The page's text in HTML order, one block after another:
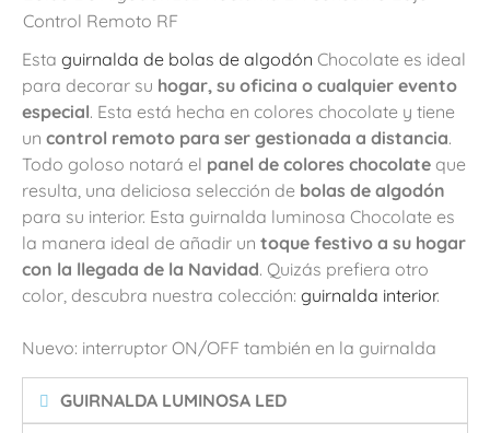
Control Remoto RF
Esta guirnalda de bolas de algodón Chocolate es ideal
para decorar su hogar, su oficina o cualquier evento
especial. Esta está hecha en colores chocolate y tiene
un control remoto para ser gestionada a distancia.
Todo goloso notará el panel de colores chocolate que
resulta, una deliciosa selección de bolas de algodón
para su interior. Esta guirnalda luminosa Chocolate es
la manera ideal de añadir un toque festivo a su hogar
con la llegada de la Navidad. Quizás prefiera otro
color, descubra nuestra colección: guirnalda interior.
Nuevo: interruptor ON/OFF también en la guirnalda
GUIRNALDA LUMINOSA LED